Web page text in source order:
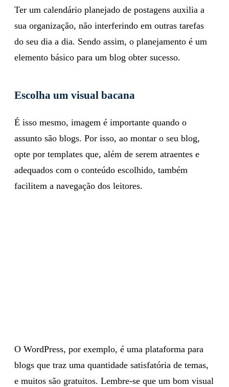
habituados com o seu ritmo.
Ter um calendário planejado de postagens auxilia a
sua organização, não interferindo em outras tarefas
do seu dia a dia. Sendo assim, o planejamento é um
Escolha um visual bacana
É isso mesmo, imagem é importante quando o
assunto são blogs. Por isso, ao montar o seu blog,
opte por templates que, além de serem atraentes e
adequados com o conteúdo escolhido, também
O WordPress, por exemplo, é uma plataforma para